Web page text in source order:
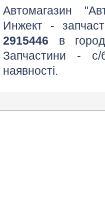
Автомагазин
Инжект -
2915446 в
Запчастини -
наявності.